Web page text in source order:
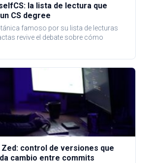
la lista de lectura que
CS degree
famoso por su lista de lecturas
revive el debate sobre cómo
Zed: control de versiones que
cambio entre commits